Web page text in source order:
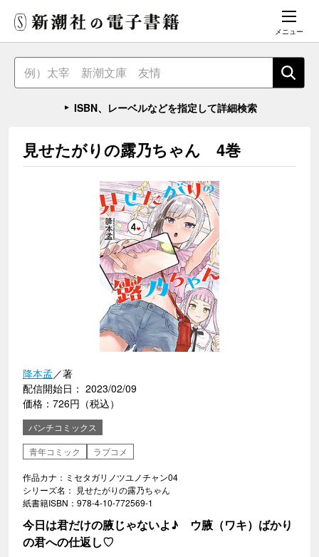
メニュー
ISBN、レーベルなどを指定して詳細検索
見せたがりの露乃ちゃん 4巻
降本孟／著
配信開始日： 2023/02/09
価格：726円（税込）
バンチコミックス
青年コミック
ラブコメ
作品カナ：ミセタガリノツユノチャン04
シリーズ名： 見せたがりの露乃ちゃん
紙書籍ISBN：978-4-10-772569-1
今日は君だけの腋じゃないよ♪ ウ腋（ワキ）ばかり
の君への仕返し♡